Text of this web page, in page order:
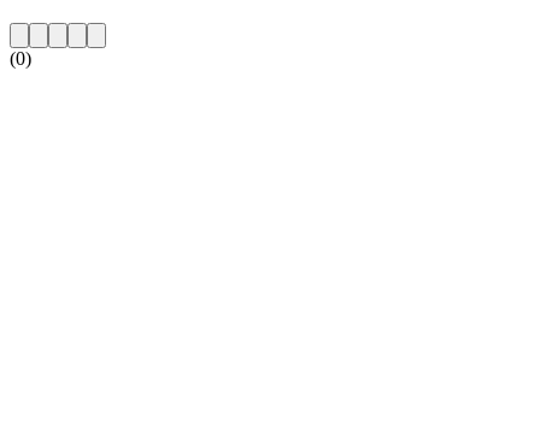
(0)